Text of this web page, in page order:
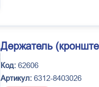
Держатель
Код: 62606
Артикул: 6312-8403026